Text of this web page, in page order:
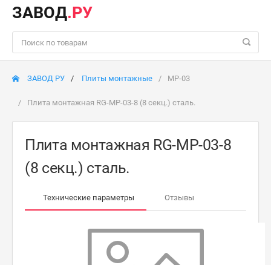
ЗАВОД.РУ
ЗАВОД РУ Плиты монтажные MP-03
Плита монтажная RG-MP-03-8 (8 секц.) сталь.
Плита монтажная RG-MP-03-8
(8 секц.) сталь.
Технические параметры Отзывы